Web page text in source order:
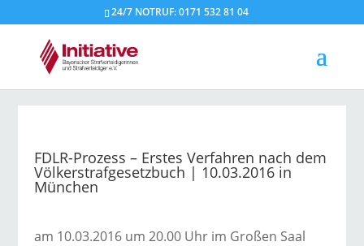
24/7 NOTRUF: 0171 532 81 04
FDLR-Prozess – Erstes Verfahren nach dem
Völkerstrafgesetzbuch | 10.03.2016 in
München
am 10.03.2016 um 20.00 Uhr im Großen Saal